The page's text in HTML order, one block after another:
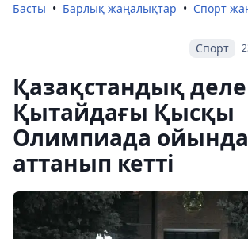
Басты Барлық жаңалықтар Спорт
Спорт
Қазақстандық
Қытайдағы Қысқы
Олимпиада
аттанып кетті